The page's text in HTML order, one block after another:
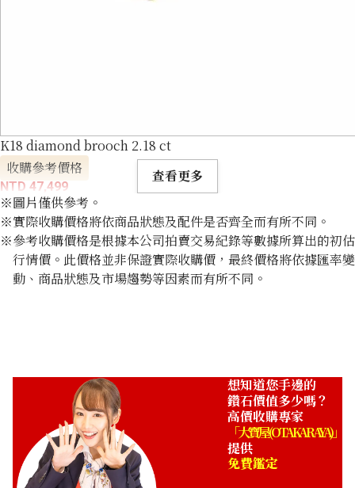
K18 diamond brooch 2.18 ct
收購參考價格
NTD 47,499
查看更多
※圖片僅供參考。
※實際收購價格將依商品狀態及配件是否齊全而有所不同。
※參考收購價格是根據本公司拍賣交易紀錄等數據所算出的初估
行情價。此價格並非保證實際收購價，最終價格將依據匯率變
動、商品狀態及市場趨勢等因素而有所不同。
想知道您手邊的
鑽石價值多少嗎？
高價收購專家
「大寶屋 (OTAKARAYA)」
提供
免費鑑定